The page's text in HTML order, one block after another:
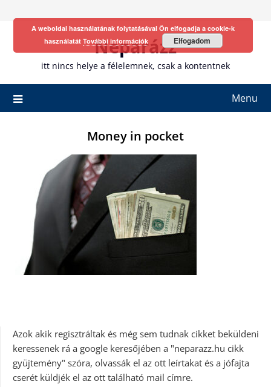
Neparázz
itt nincs helye a félelemnek, csak a kontentnek
Menu
Money in pocket
Azok akik regisztráltak és még sem tudnak cikket beküldeni
keressenek rá a google keresőjében a "neparazz.hu cikk
gyüjtemény" szóra, olvassák el az ott leírtakat és a jófajta
cserét küldjék el az ott található mail címre.
A weboldal használatának folytatásával Ön elfogadja a cookie-k
használatát További információk Elfogadom